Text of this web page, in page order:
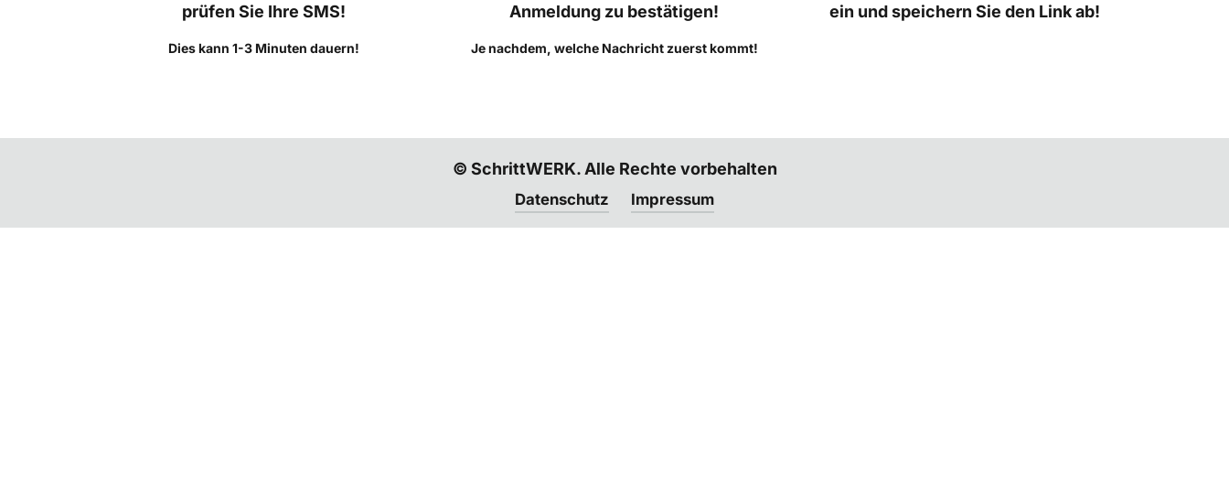
prüfen Sie Ihre SMS!
Dies kann 1-3 Minuten dauern!
Anmeldung zu bestätigen!
Je nachdem, welche Nachricht zuerst kommt!
ein und speichern Sie den Link ab!
© SchrittWERK. Alle Rechte vorbehalten
Datenschutz Impressum